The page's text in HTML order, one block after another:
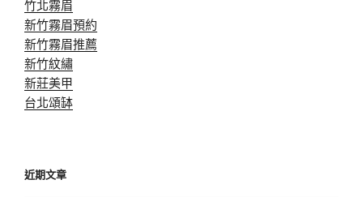
竹北霧眉
新竹霧眉預約
新竹霧眉推薦
新竹紋繡
新莊美甲
台北頌缽
近期文章